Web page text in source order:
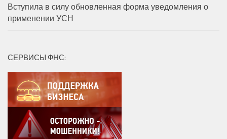
Вступила в силу обновленная форма уведомления о
применении УСН
СЕРВИСЫ ФНС: